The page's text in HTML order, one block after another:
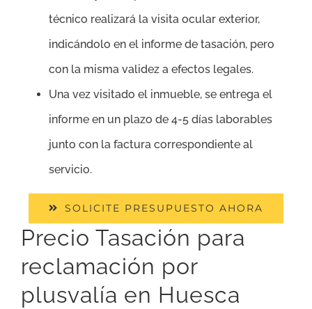
técnico realizará la visita ocular exterior,
indicándolo en el informe de tasación, pero
con la misma validez a efectos legales.
Una vez visitado el inmueble, se entrega el
informe en un plazo de 4-5 días laborables
junto con la factura correspondiente al
servicio.
SOLICITE PRESUPUESTO AHORA
Precio Tasación para
reclamación por
plusvalía en Huesca